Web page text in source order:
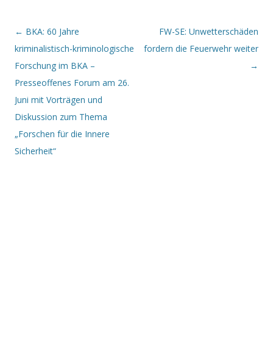
Beitrags-Navigation
← BKA: 60 Jahre
kriminalistisch-kriminologische
Forschung im BKA –
Presseoffenes Forum am 26.
Juni mit Vorträgen und
Diskussion zum Thema
„Forschen für die Innere
Sicherheit“
FW-SE: Unwetterschäden
fordern die Feuerwehr weiter
→